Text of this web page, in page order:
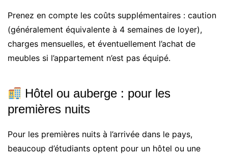
Prenez en compte les coûts supplémentaires : caution
(généralement équivalente à 4 semaines de loyer),
charges mensuelles, et éventuellement l’achat de
meubles si l’appartement n’est pas équipé.
Hôtel ou auberge : pour les
premières nuits
Pour les premières nuits à l’arrivée dans le pays,
beaucoup d’étudiants optent pour un hôtel ou une